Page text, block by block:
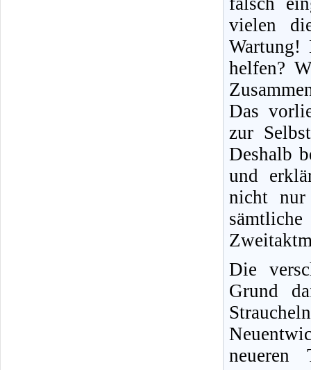
vielen
Wartung!
helfen?
Das
zur
Deshalb
und
nicht
Die
Grund
neueren